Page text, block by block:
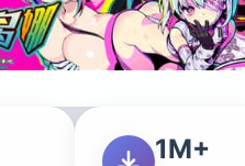
1M+